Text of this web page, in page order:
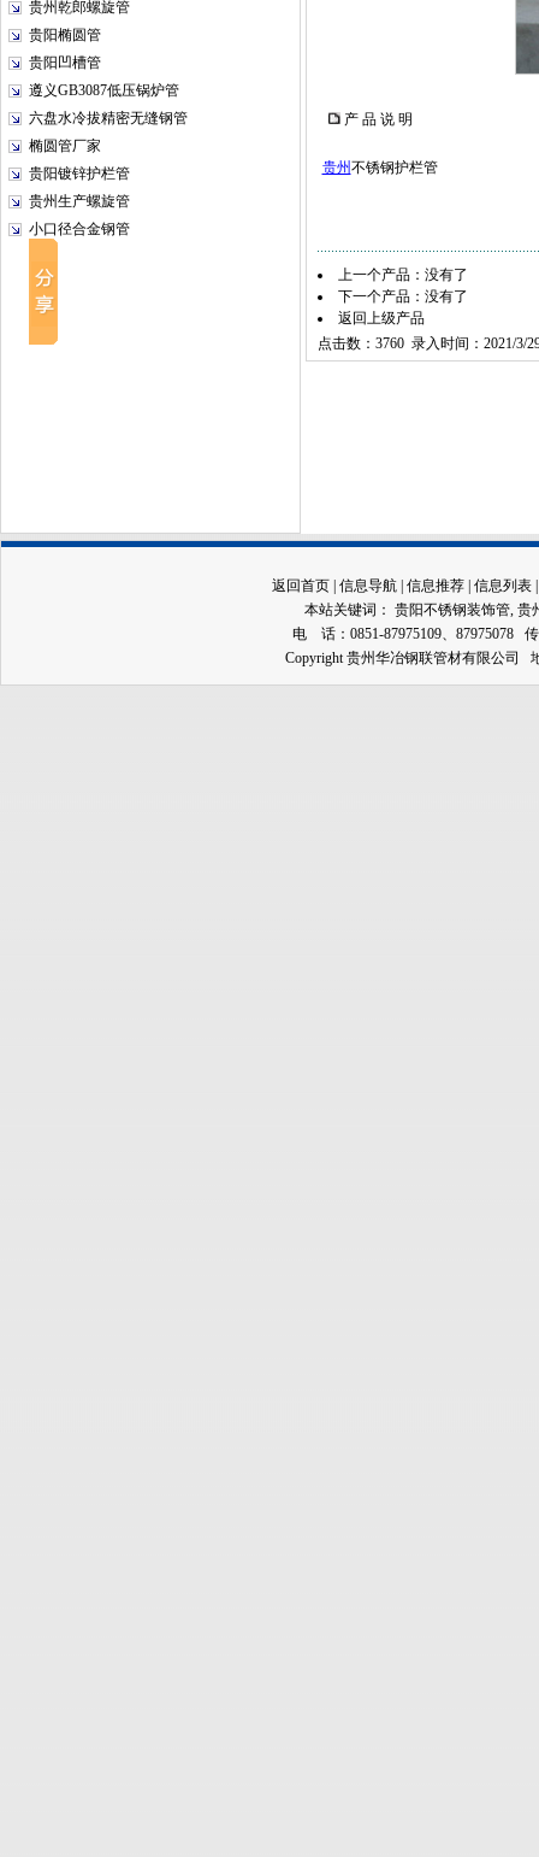
贵州乾郎螺旋管
贵阳椭圆管
贵阳凹槽管
遵义GB3087低压锅炉管
六盘水冷拔精密无缝钢管
椭圆管厂家
贵阳镀锌护栏管
贵州生产螺旋管
小口径合金钢管
产 品 说 明
贵州不锈钢护栏管
上一个产品：没有了
下一个产品：没有了
返回上级产品
点击数：3760 录入时间：2021/3/
返回首页 | 信息导航 | 信息推荐 | 信息列表
本站关键词： 贵阳不锈钢装饰管 贵
电 话：0851-87975109、87975078
Copyright 贵州华冶钢联管材有限公